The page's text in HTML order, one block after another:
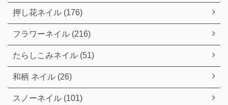
押し花ネイル (176)
フラワーネイル (216)
たらしこみネイル (51)
和柄 ネイル (26)
スノーネイル (101)